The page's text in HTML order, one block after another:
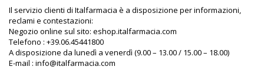
Il servizio clienti di Italfarmacia è a disposizione per informazioni,
reclami e contestazioni:
Negozio online sul sito: eshop.italfarmacia.com
Telefono : +39.06.45441800
A disposizione da lunedì a venerdì (9.00 – 13.00 / 15.00 – 18.00)
E-mail : info@italfarmacia.com